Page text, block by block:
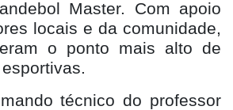
Master. Com apoio
locais e da comunidade,
o ponto mais alto de
técnico do professor